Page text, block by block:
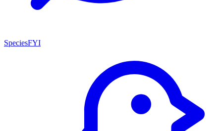
SpeciesFYI